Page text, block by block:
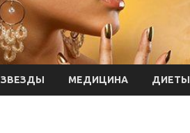
ЗВЕЗДЫ МЕДИЦИНА ДИЕТЫ